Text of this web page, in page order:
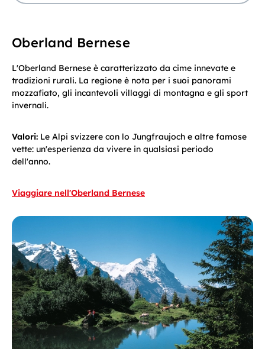
Oberland Bernese
L'Oberland Bernese è caratterizzato da cime innevate e
tradizioni rurali. La regione è nota per i suoi panorami
mozzafiato, gli incantevoli villaggi di montagna e gli sport
invernali.
Valori: Le Alpi svizzere con lo Jungfraujoch e altre famose
vette: un'esperienza da vivere in qualsiasi periodo
dell'anno.
Viaggiare nell'Oberland Bernese